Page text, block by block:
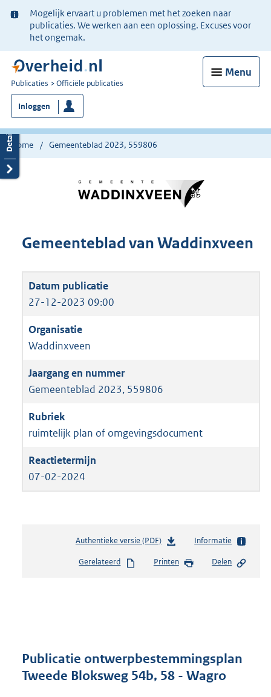
Ter
informatie:
Mogelijk ervaart u problemen met het zoeken naar
publicaties. We werken aan een oplossing. Excuses voor
het ongemak.
Menu
U
bent
nu
hier:
Publicaties Officiële publicaties
Inloggen
Home Gemeenteblad 2023, 559806
Gemeenteblad van Waddinxveen
27-12-2023 09:00
Waddinxveen
Gemeenteblad 2023, 559806
ruimtelijk plan of omgevingsdocument
07-02-2024
Authentieke versie (PDF)b
s
r
o
Informatie
Gerelateerd Printen Delen
Publicatie ontwerpbestemmingsplan
Tweede Bloksweg 54b, 58 - Wagro